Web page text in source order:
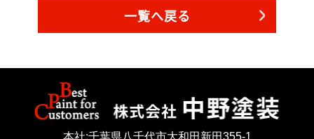
一覧へ戻る
本社:千葉県八千代市大和田新田355-1